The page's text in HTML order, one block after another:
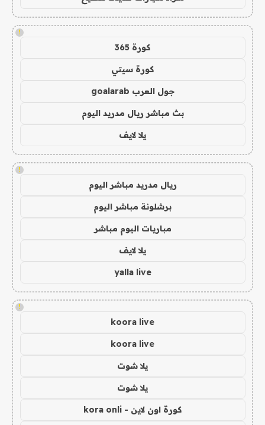
!
كورة 365
كورة سيتي
جول العرب goalarab
بث مباشر ريال مدريد اليوم
يلا لايف
!
ريال مدريد مباشر اليوم
برشلونة مباشر اليوم
مباريات اليوم مباشر
يلا لايف
yalla live
!
koora live
koora live
يلا شوت
يلا شوت
كورة اون لاين - kora onli